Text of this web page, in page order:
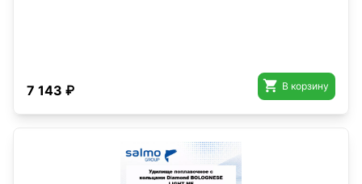
7 143 ₽  В корзину